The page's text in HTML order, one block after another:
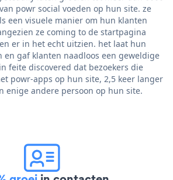
powr social voeden op hun site. ze
een visuele manier om hun klanten
ze coming to de startpagina
er in het echt uitzien. het laat hun
en gaf klanten naadloos een geweldige
feite discovered dat bezoekers die
powr-apps op hun site, 2,5 keer langer
enige andere persoon op hun site.